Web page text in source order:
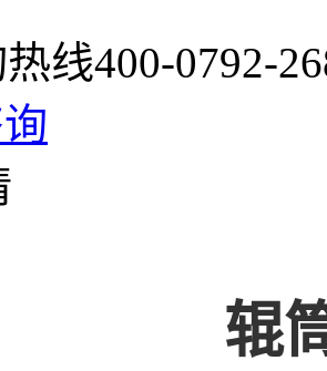
线400-0792-
辊